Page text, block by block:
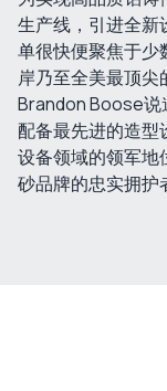
生产线，引进全新
单很快便聚焦于少
岸乃至全美最顶尖
Brandon Boose说
配备最先进的造型
设备领域的领军地
砂品牌的忠实拥护